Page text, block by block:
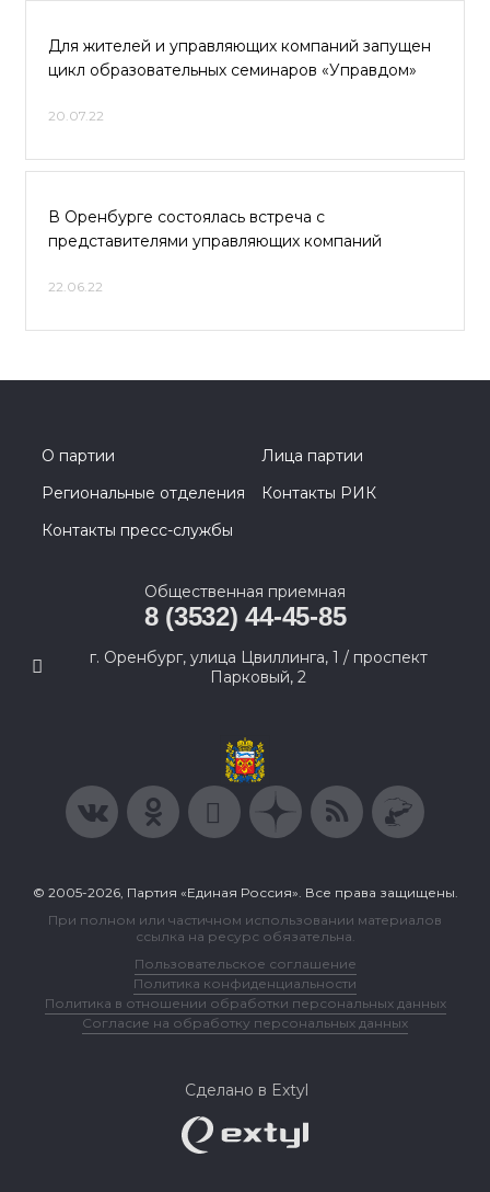
Для жителей и управляющих компаний запущен
цикл образовательных семинаров «Управдом»
20.07.22
В Оренбурге состоялась встреча с
представителями управляющих компаний
22.06.22
О партии
Лица партии
Региональные отделения
Контакты РИК
Контакты пресс-службы
Общественная приемная
8 (3532) 44-45-85
г. Оренбург, улица Цвиллинга, 1 / проспект
Парковый, 2
© 2005-2026, Партия «Единая Россия». Все права защищены.
При полном или частичном использовании материалов
ссылка на ресурс обязательна.
Пользовательское соглашение
Политика конфиденциальности
Политика в отношении обработки персональных данных
Согласие на обработку персональных данных
Сделано в Extyl